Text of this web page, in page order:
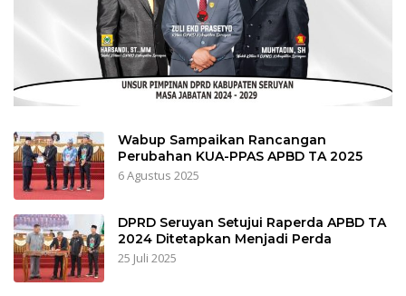
Wabup Sampaikan Rancangan
Perubahan KUA-PPAS APBD TA 2025
6 Agustus 2025
DPRD Seruyan Setujui Raperda APBD TA
2024 Ditetapkan Menjadi Perda
25 Juli 2025